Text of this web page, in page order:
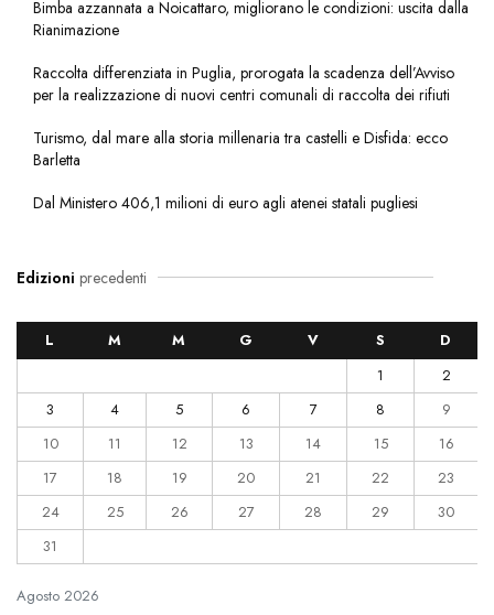
Bimba azzannata a Noicattaro, migliorano le condizioni: uscita dalla
Rianimazione
Raccolta differenziata in Puglia, prorogata la scadenza dell’Avviso
per la realizzazione di nuovi centri comunali di raccolta dei rifiuti
Turismo, dal mare alla storia millenaria tra castelli e Disfida: ecco
Barletta
Dal Ministero 406,1 milioni di euro agli atenei statali pugliesi
Edizioni precedenti
Agosto 2026
L M M G V S
D
1
2
3
4 5 6 7 8
9
10
11 12 13 14 15
16
17
18 19 20 21 22
23
24
25 26 27 28 29
30
31